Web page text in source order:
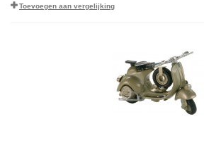
Toevoegen aan vergelijking